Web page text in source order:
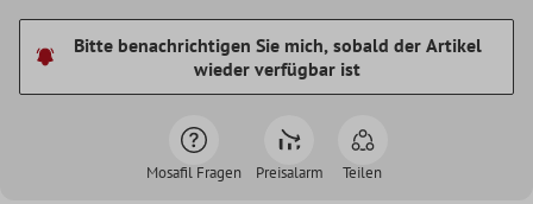
Bitte benachrichtigen Sie mich, sobald der Artikel
wieder verfügbar ist
Mosafil Fragen Preisalarm Teilen